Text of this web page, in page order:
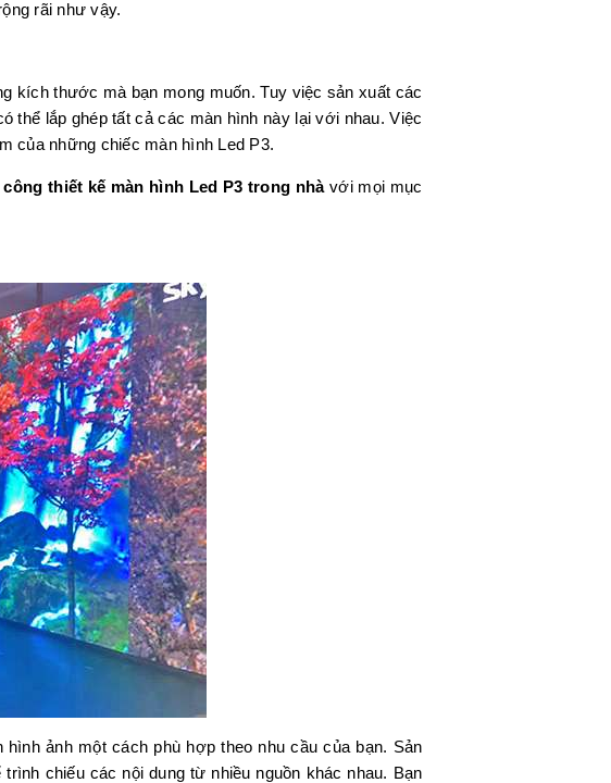
rãi như vậy.
kích thước mà bạn mong muốn. Tuy việc sản xuất các
thể lắp ghép tất cả các màn hình này lại với nhau. Việc
của những chiếc màn hình Led P3.
thiết kế màn hình Led P3 trong nhàvới mọi mục
ảnh một cách phù hợp theo nhu cầu của bạn. Sản
chiếu các nội dung từ nhiều nguồn khác nhau. Bạn